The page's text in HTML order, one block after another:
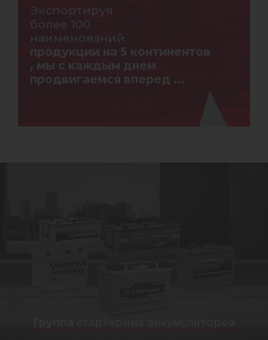
Экспортируя
более 100
наименований
продукции на 5 континентов
, мы с каждым днем
продвигаемся вперед ...